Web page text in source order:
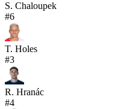
S. Chaloupek
#6
T. Holes
#3
R. Hranác
#4